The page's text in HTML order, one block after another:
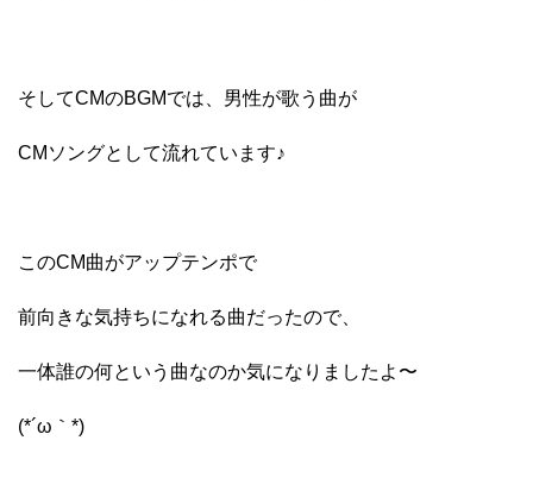
そしてCMのBGMでは、男性が歌う曲が
CMソングとして流れています♪
このCM曲がアップテンポで
前向きな気持ちになれる曲だったので、
一体誰の何という曲なのか気になりましたよ〜
(*´ω｀*)